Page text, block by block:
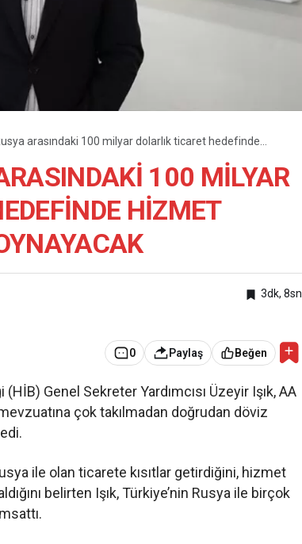
arasındaki 100 milyar dolarlık ticaret hedefinde
100 MILYAR
HIZMET
3dk, 8sn
0 Paylaş Beğen
Genel Sekreter Yardımcısı Üzeyir Işık, AA
çok takılmadan doğrudan döviz
ile olan ticarete kısıtlar getirdiğini, hizmet
belirten Işık, Türkiye’nin Rusya ile birçok